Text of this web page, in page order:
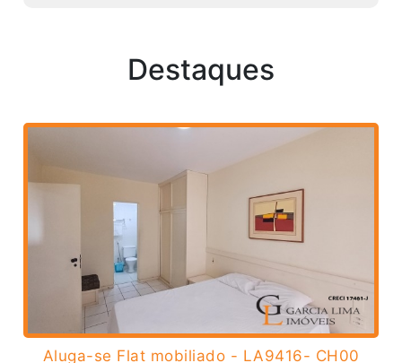
Destaques
Aluga-se Flat mobiliado - LA9416- CH00